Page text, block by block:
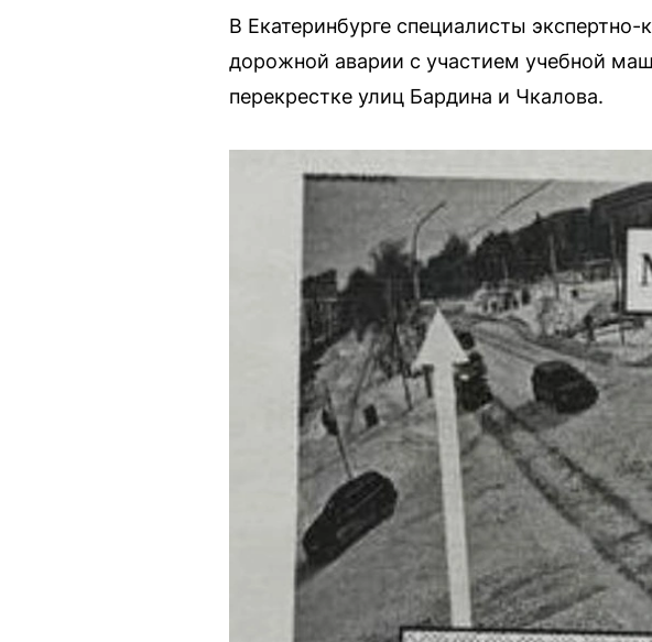
В Екатеринбурге специалисты
дорожной аварии с участием учебной
перекрестке улиц Бардина и Чкалова.